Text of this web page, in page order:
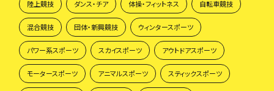
陸上競技 ダンス・チア 体操・フィットネス 自転車競技
混合競技 団体・新興競技 ウィンタースポーツ
パワー系スポーツ スカイスポーツ アウトドアスポーツ
モータースポーツ アニマルスポーツ スティックスポーツ